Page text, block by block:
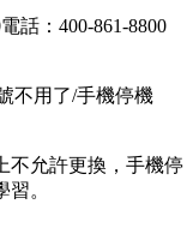
話：400-861-8800
不用了/手機停機
不允許更換，手機停
。